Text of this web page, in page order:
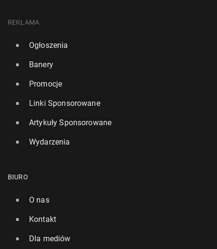
REKLAMA
Ogłoszenia
Banery
Promocje
Linki Sponsorowane
Artykuły Sponsorowane
Wydarzenia
BIURO
O nas
Kontakt
Dla mediów